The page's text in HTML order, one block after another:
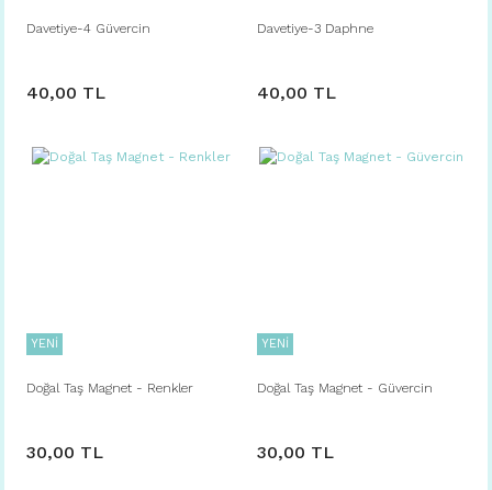
Davetiye-4 Güvercin
40,00 TL
Davetiye-3 Daphne
40,00 TL
YENİ
Doğal Taş Magnet - Renkler
30,00 TL
YENİ
Doğal Taş Magnet - Güvercin
30,00 TL